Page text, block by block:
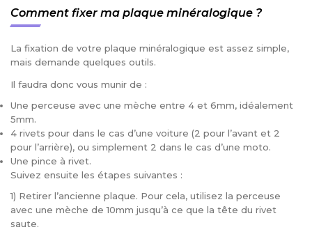
Comment fixer ma plaque minéralogique ?
La fixation de votre plaque minéralogique est assez simple,
mais demande quelques outils.
Il faudra donc vous munir de :
Une perceuse avec une mèche entre 4 et 6mm, idéalement
5mm.
4 rivets pour dans le cas d’une voiture (2 pour l’avant et 2
pour l’arrière), ou simplement 2 dans le cas d’une moto.
Une pince à rivet.
Suivez ensuite les étapes suivantes :
1) Retirer l’ancienne plaque. Pour cela, utilisez la perceuse
avec une mèche de 10mm jusqu’à ce que la tête du rivet
saute.